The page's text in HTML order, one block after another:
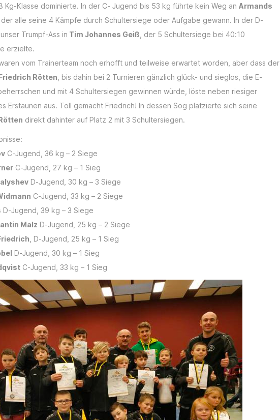
Kg-Klasse dominierte. In der C- Jugend bis 53 kg führte kein Weg an Armands
alle seine 4 Kämpfe durch Schultersiege oder Aufgabe gewann. In der D-
Trumpf-Ass in Tim Johannes Geiß , der 5 Schultersiege bei 40:10
erzielte.
vom Trainerteam noch erhofft und teilweise erwartet worden, aber dass der
Rötten , bis dahin bei 2 Turnieren gänzlich glück- und sieglos, die E-
und mit 4 Schultersiegen gewinnen würde, löste neben riesiger
Erstaunen aus. Toll gemacht Friedrich! In dessen Sog platzierte sich seine
direkt dahinter auf Platz 2 mit 3 Schultersiegen.
C-Jugend, 36 kg – 2 Siege
C-Jugend, 27 kg – 1 Sieg
D-Jugend, 30 kg – 3 Siege
C-Jugend, 33 kg – 2 Siege
D-Jugend, 39 kg – 3 Siege
Malz D-Jugend, 25 kg – 2 Siege
, D-Jugend, 25 kg – 1 Sieg
D-Jugend, 30 kg – 1 Sieg
C-Jugend, 33 kg – 1 Sieg